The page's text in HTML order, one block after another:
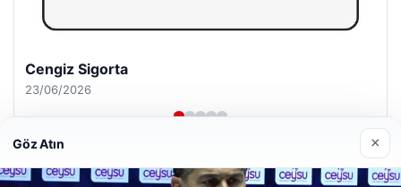
Hastaş Beton
26/05/2026
Göz Atın ×